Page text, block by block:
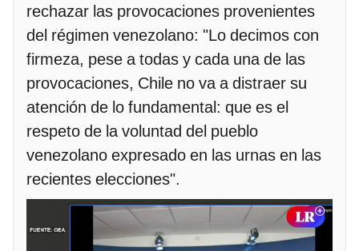
rechazar las provocaciones provenientes
del régimen venezolano: "Lo decimos con
firmeza, pese a todas y cada una de las
provocaciones, Chile no va a distraer su
atención de lo fundamental: que es el
respeto de la voluntad del pueblo
venezolano expresado en las urnas en las
recientes elecciones".